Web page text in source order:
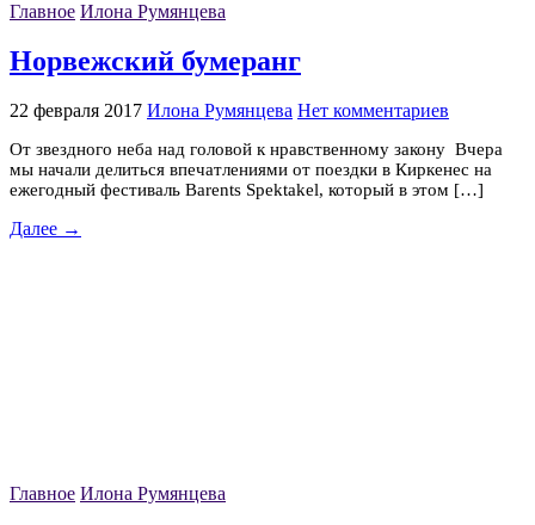
Главное Илона Румянцева
Норвежский бумеранг
22 февраля 2017 Илона Румянцева Нет комментариев
От звездного неба над головой к нравственному закону Вчера
мы начали делиться впечатлениями от поездки в Киркенес на
ежегодный фестиваль Barents Spektakel, который в этом […]
Далее →
Главное Илона Румянцева